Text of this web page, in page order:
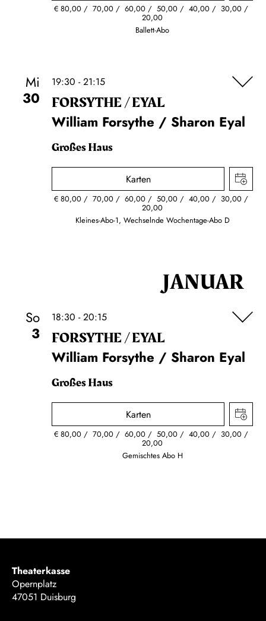
€80,00 70,00 60,00 50,00 40,00 30,00
20,00
Ballett-Abo
Mi
30
19:30 - 21:15
FORSYTHE / EYAL
William Forsythe / Sharon Eyal
Großes Haus
Karten
€80,00 70,00 60,00 50,00 40,00 30,00
20,00
Kleines-Abo-1, Wechselnde Wochentage-Abo D
JANUAR
So
3
18:30 - 20:15
FORSYTHE / EYAL
William Forsythe / Sharon Eyal
Großes Haus
Karten
€80,00 70,00 60,00 50,00 40,00 30,00
20,00
Gemischtes Abo H
Theaterkasse
Opernplatz
47051 Duisburg